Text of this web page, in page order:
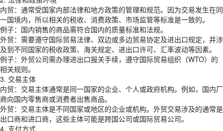
内贸：通常受国家内部法律和地方政策的管理和规范。因为交易发生在同
一国境内，所以相关的税收、消费政策、市场监管等标准是一致的。
例子：国内销售的商品需符合国内的质量标准和法规。
外贸：需要遵守国际贸易法律、双边或多边贸易协定及进出口规定，并涉
及到不同国家的税收政策、海关规定、进出口许可、汇率波动等因素。
例子：外贸公司需办理进出口报关手续，遵守国际贸易组织（WTO）的
相关规则。
3. 交易主体
内贸：交易主体通常是同一国家的企业、个人或政府机构。例如，国内厂
商向国内零售商或消费者出售商品。
外贸：交易主体是不同国家或地区的企业或机构。外贸交易涉及的通常是
出口商和进口商，这些主体可能是跨国公司或国际贸易公司。
4. 支付方式